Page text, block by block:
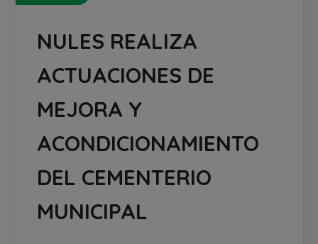
NULES REALIZA
ACTUACIONES DE
MEJORA Y
ACONDICIONAMIENTO
DEL CEMENTERIO
MUNICIPAL